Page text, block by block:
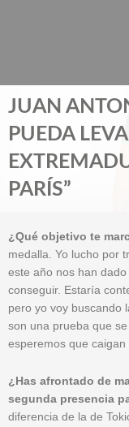
JUAN
PUEDA
PARÍS”
¿Qué objetivo te
medalla. Yo lucho por
este año nos han
conseguir. Estaría
pero yo voy buscando
son una prueba que
esperemos que
¿Has afrontado de
segunda presencia
diferencia de la de